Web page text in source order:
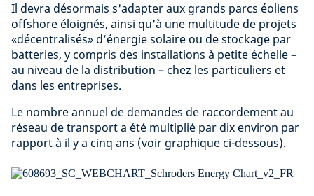
Il devra désormais s'adapter aux grands parcs éoliens
offshore éloignés, ainsi qu'à une multitude de projets
«décentralisés» d’énergie solaire ou de stockage par
batteries, y compris des installations à petite échelle –
au niveau de la distribution – chez les particuliers et
dans les entreprises.
Le nombre annuel de demandes de raccordement au
réseau de transport a été multiplié par dix environ par
rapport à il y a cinq ans (voir graphique ci-dessous).